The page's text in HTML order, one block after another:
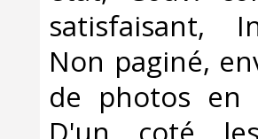
satisfaisant,
Non paginé,
de photos en